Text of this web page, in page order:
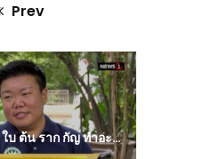
Prev
Previous
post:
(คลิป) ฟังชัดๆ!! ใบ ต้น ราก กัญ ทำอะไรได้บ้าง : วีดีโอ เกษตร